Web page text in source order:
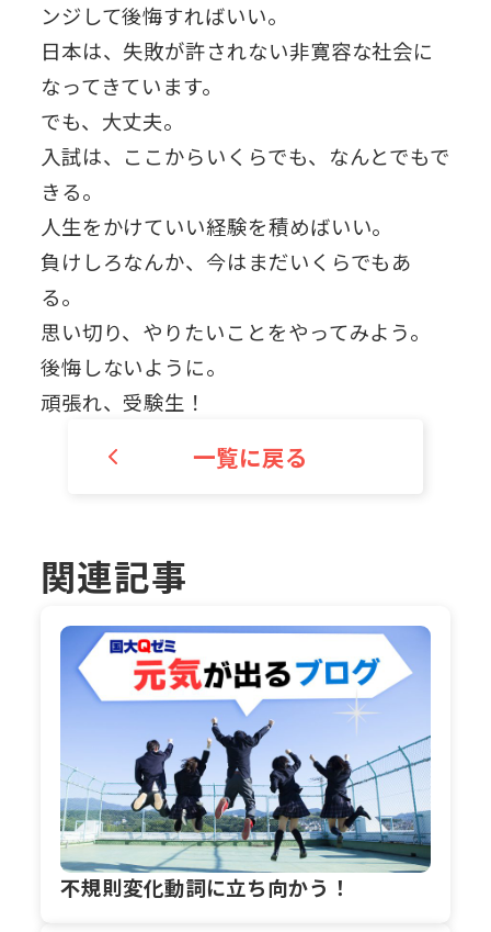
ンジして後悔すればいい。
日本は、失敗が許されない非寛容な社会に
なってきています。
でも、大丈夫。
入試は、ここからいくらでも、なんとでもで
きる。
人生をかけていい経験を積めばいい。
負けしろなんか、今はまだいくらでもあ
る。
思い切り、やりたいことをやってみよう。
後悔しないように。
頑張れ、受験生！
一覧に戻る
関連記事
不規則変化動詞に立ち向かう！